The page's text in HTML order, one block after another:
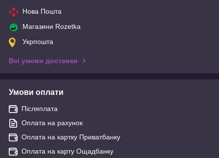
Нова Пошта
Магазини Rozetka
Укрпошта
Всі умови доставки
Умови оплати
Післяплата
Оплата на рахунок
Оплата на картку Приватбанку
Оплата на карту Ощадбанку